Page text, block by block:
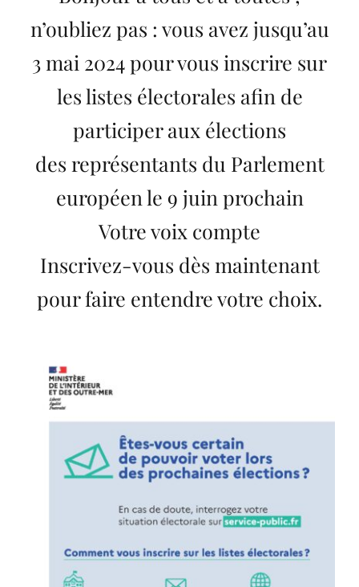
n’oubliez pas : vous avez jusqu’au
3 mai 2024 pour vous inscrire sur
les listes électorales afin de
participer aux élections
des représentants du Parlement
européen le 9 juin prochain
Votre voix compte
Inscrivez-vous dès maintenant
pour faire entendre votre choix.